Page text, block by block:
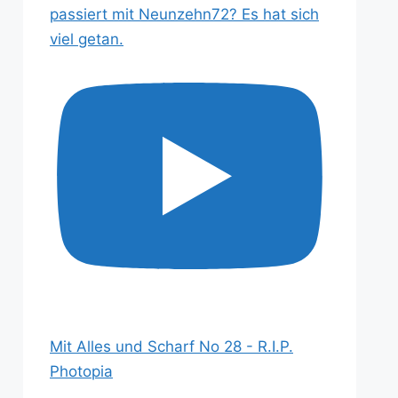
passiert mit Neunzehn72? Es hat sich
viel getan.
Mit Alles und Scharf No 28 - R.I.P.
Photopia